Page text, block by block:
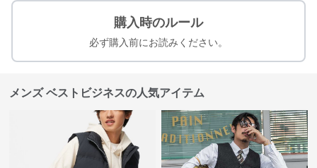
購入時のルール
必ず購入前にお読みください。
メンズ ベストビジネスの人気アイテム